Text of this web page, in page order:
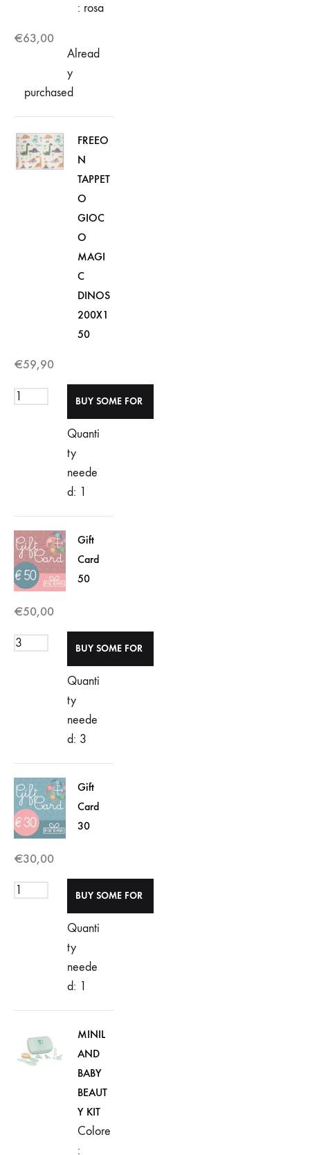
: rosa
€63,00
Alread
y
purchased
FREEO
N
TAPPET
O
GIOC
O
MAGI
C
DINOS
200X1
50
€59,90
Quanti
ty
neede
d: 1
Gift
Card
50
€50,00
Quanti
ty
neede
d: 3
Gift
Card
30
€30,00
Quanti
ty
neede
d: 1
MINIL
AND
BABY
BEAUT
Y KIT
Colore
: